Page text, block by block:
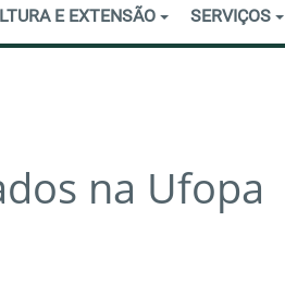
E EXTENSÃO SERVIÇOS
na Ufopa